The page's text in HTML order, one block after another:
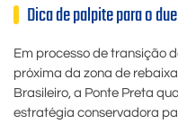
Dica de palpite para o
Em processo de transição
próxima da zona de
Brasileiro, a Ponte Preta
estratégia conservadora